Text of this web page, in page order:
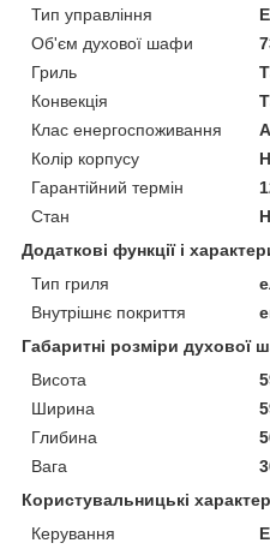
Тип управління
Об'єм духової шафи
Гриль
Конвекція
Клас енергоспоживання
Колір корпусу
Гарантійний термін
Стан
Додаткові функції і
Тип гриля
Внутрішнє покриття
Габаритні розміри духової
Висота
Ширина
Глибина
Вага
Користувальницькі
Керування